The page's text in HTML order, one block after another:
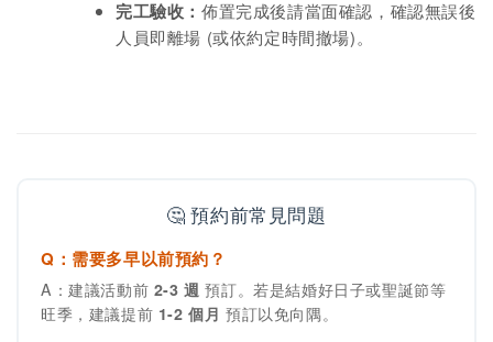
完工驗收： 佈置完成後請當面確認，確認無誤後
人員即離場 (或依約定時間撤場)。
🤔 預約前常見問題
Q：需要多早以前預約？
A：建議活動前 2-3 週 預訂。若是結婚好日子或聖誕節等
旺季，建議提前 1-2 個月 預訂以免向隅。